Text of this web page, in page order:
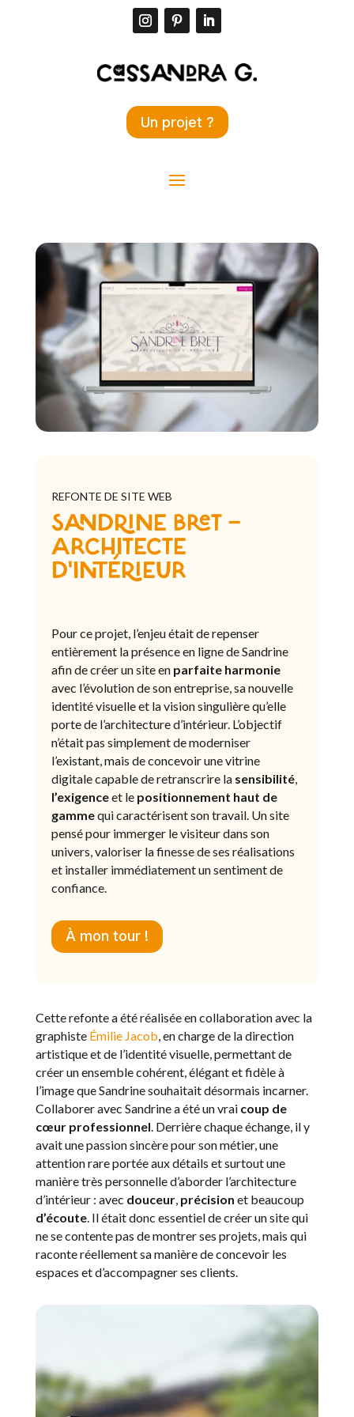
Un projet ?
REFONTE DE SITE WEB
SANDRINE BRET –
ARCHITECTE
D’INTÉRIEUR
Pour ce projet, l’enjeu était de repenser
entièrement la présence en ligne de Sandrine
afin de créer un site en parfaite harmonie
avec l’évolution de son entreprise, sa nouvelle
identité visuelle et la vision singulière qu’elle
porte de l’architecture d’intérieur. L’objectif
n’était pas simplement de moderniser
l’existant, mais de concevoir une vitrine
digitale capable de retranscrire la sensibilité,
l’exigenceet le positionnement haut de
gammequi caractérisent son travail. Un site
pensé pour immerger le visiteur dans son
univers, valoriser la finesse de ses réalisations
et installer immédiatement un sentiment de
confiance.
À mon tour !
Cette refonte a été réalisée en collaboration avec la
graphiste Émilie Jacob, en charge de la direction
artistique et de l’identité visuelle, permettant de
créer un ensemble cohérent, élégant et fidèle à
l’image que Sandrine souhaitait désormais incarner.
Collaborer avec Sandrine a été un vrai coup de
cœur professionnel. Derrière chaque échange, il y
avait une passion sincère pour son métier, une
attention rare portée aux détails et surtout une
manière très personnelle d’aborder l’architecture
d’intérieur : avec douceur, précision et beaucoup
d’écoute. Il était donc essentiel de créer un site qui
ne se contente pas de montrer ses projets, mais qui
raconte réellement sa manière de concevoir les
espaces et d’accompagner ses clients.